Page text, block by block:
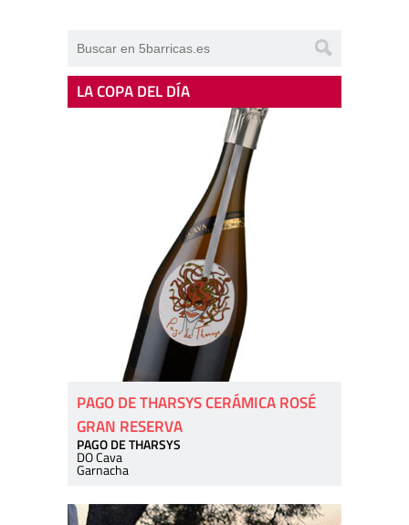
LA COPA DEL DÍA
PAGO DE THARSYS CERÁMICA ROSÉ
GRAN RESERVA
PAGO DE THARSYS
DO Cava
Garnacha